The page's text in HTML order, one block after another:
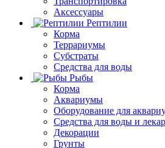
Аксессуары
Рептилии
Корма
Террариумы
Субстраты
Средства для воды
Рыбы
Корма
Аквариумы
Оборудование для
Средства для воды и
Декорации
Грунты